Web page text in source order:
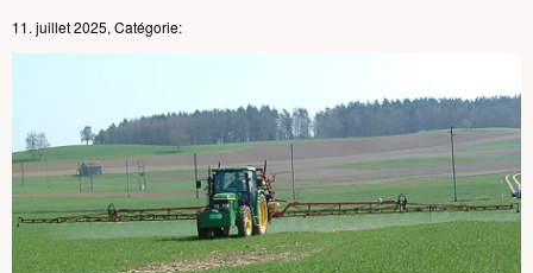
11. juillet 2025, Catégorie: